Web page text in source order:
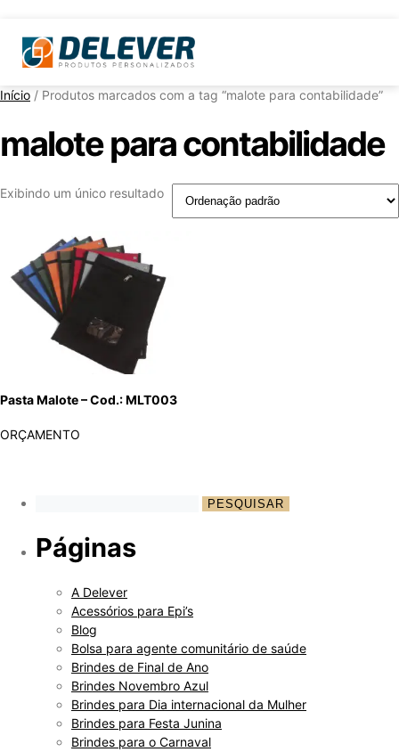
Início / Produtos marcados com a tag “malote para contabilidade”
malote para contabilidade
Exibindo um único resultado
Pasta Malote – Cod.: MLT003
ORÇAMENTO
Páginas
A Delever
Acessórios para Epi’s
Blog
Bolsa para agente comunitário de saúde
Brindes de Final de Ano
Brindes Novembro Azul
Brindes para Dia internacional da Mulher
Brindes para Festa Junina
Brindes para o Carnaval